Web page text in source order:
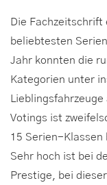
Die
beliebtesten
Jahr konnten die
Kategorien unter
Votings ist
15 Serien-Klassen
Sehr hoch ist bei
Prestige, bei